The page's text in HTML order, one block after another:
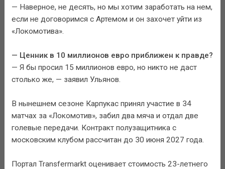
— Наверное, не десять, но мы хотим заработать на нем,
если не договоримся с Артемом и он захочет уйти из
«Локомотива».
— Ценник в 10 миллионов евро приближен к правде?
— Я бы просил 15 миллионов евро, но никто не даст
столько же, — заявил Ульянов.
В нынешнем сезоне Карпукас принял участие в 34
матчах за «Локомотив», забил два мяча и отдал две
голевые передачи. Контракт полузащитника с
московским клубом рассчитан до 30 июня 2027 года.
Портал Transfermarkt оценивает стоимость 23-летнего